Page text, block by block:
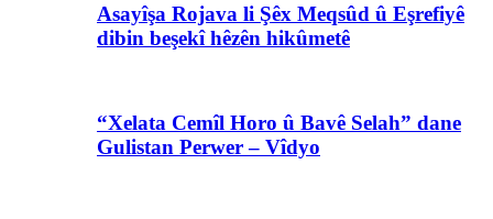
Asayîşa Rojava li Şêx Meqsûd û Eşrefiyê
dibin beşekî hêzên hikûmetê
“Xelata Cemîl Horo û Bavê Selah” dane
Gulistan Perwer – Vîdyo